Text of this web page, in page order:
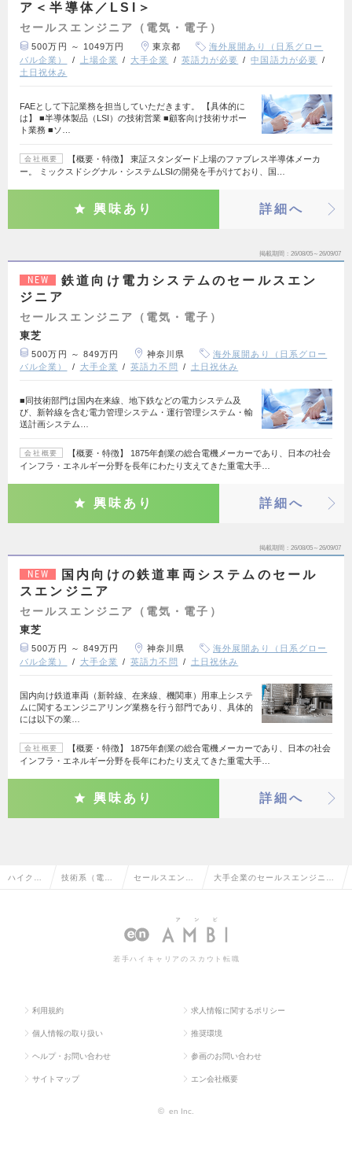
ア＜半導体／LSI＞
セールスエンジニア（電気・電子）
500万円 ～ 1049万円 東京都
海外展開あり（日系グロー
バル企業）
上場企業 大手企業 英語力が必要
中国語力が必要
土日祝休み
FAEとして下記業務を担当していただきます。 【具体的に
は】 ■半導体製品（LSI）の技術営業 ■顧客向け技術サポー
ト業務 ■ソ…
会社概要
【概要・特徴】 東証スタンダード上場のファブレス半導体メーカ
ー。 ミックスドシグナル・システムLSIの開発を手がけており、国…
興味あり 詳細へ
掲載期間 26/08/05～26/09/07
NEW
鉄道向け電力システムのセールスエン
ジニア
セールスエンジニア（電気・電子）
東芝
500万円 ～ 849万円 神奈川県
海外展開あり（日系グロー
バル企業）
大手企業 英語力不問 土日祝休み
■同技術部門は国内在来線、地下鉄などの電力システム及
び、新幹線を含む電力管理システム・運行管理システム・輸
送計画システム…
会社概要
【概要・特徴】 1875年創業の総合電機メーカーであり、日本の社会
インフラ・エネルギー分野を長年にわたり支えてきた重電大手…
興味あり 詳細へ
掲載期間 26/08/05～26/09/07
NEW
国内向けの鉄道車両システムのセール
スエンジニア
セールスエンジニア（電気・電子）
東芝
500万円 ～ 849万円 神奈川県
海外展開あり（日系グロー
バル企業）
大手企業 英語力不問 土日祝休み
国内向け鉄道車両（新幹線、在来線、機関車）用車上システ
ムに関するエンジニアリング業務を行う部門であり、具体的
には以下の業…
会社概要
【概要・特徴】 1875年創業の総合電機メーカーであり、日本の社会
インフラ・エネルギー分野を長年にわたり支えてきた重電大手…
興味あり 詳細へ
ハイクラ 技術系（電 セールスエンジ
子）
大手企業のセールスエンジニア
報一覧
若手ハイキャリアのスカウト転職
利用規約 求人情報に関するポリシー
個人情報の取り扱い 推奨環境
ヘルプ・お問い合わせ 参画のお問い合わせ
サイトマップ エン会社概要
© en Inc.